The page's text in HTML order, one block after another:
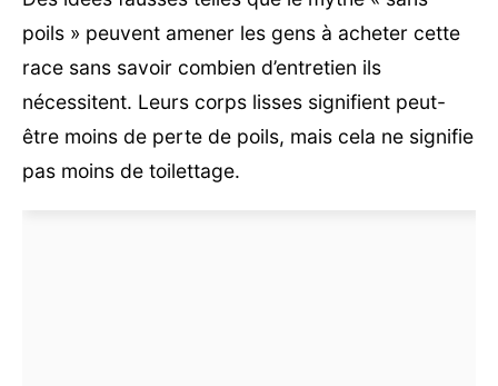
poils » peuvent amener les gens à acheter cette
race sans savoir combien d’entretien ils
nécessitent. Leurs corps lisses signifient peut-
être moins de perte de poils, mais cela ne signifie
pas moins de toilettage.